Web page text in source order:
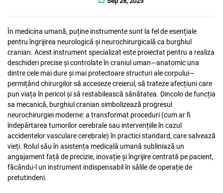
În medicina umană, puține instrumente sunt la fel de esențiale
pentru îngrijirea neurologică și neurochirurgicală ca burghiul
cranian. Acest instrument specializat este proiectat pentru a realiza
deschideri precise și controlate în craniul uman—anatomic una
dintre cele mai dure și mai protectoare structuri ale corpului—
permițând chirurgilor să acceseze creierul, să trateze afecțiuni care
pun viața în pericol și să restabilească sănătatea. Dincolo de funcția
sa mecanică, burghiul cranian simbolizează progresul
neurochirurgiei moderne: a transformat proceduri (cum ar fi
îndepărtarea tumorilor cerebrale sau intervențiile în cazul
accidentelor vasculare cerebrale) în practici standard, care salvează
vieți. Rolul său în asistența medicală umană subliniază un
angajament față de precizie, inovație și îngrijire centrată pe pacient,
făcându-l un instrument indispensabil în sălile de operație de
pretutindeni.